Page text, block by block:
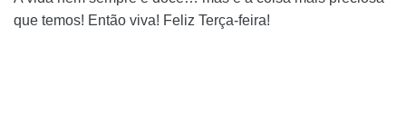
que temos! Então viva! Feliz Terça-feira!